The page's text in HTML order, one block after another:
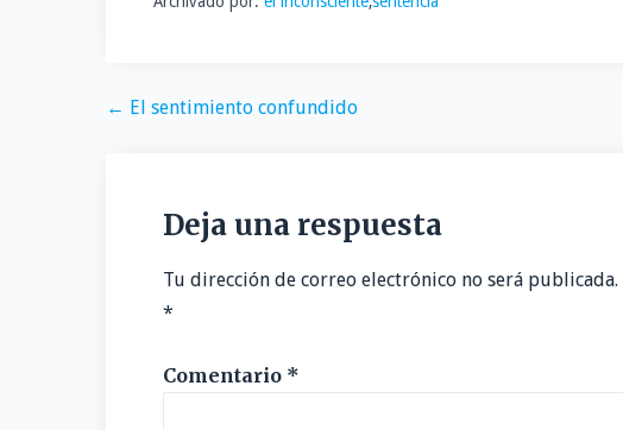
Navegación
entradas
← El sentimiento confundido
Deja una respuesta
Tu dirección de correo electrónico no será publicada.
*
Comentario *